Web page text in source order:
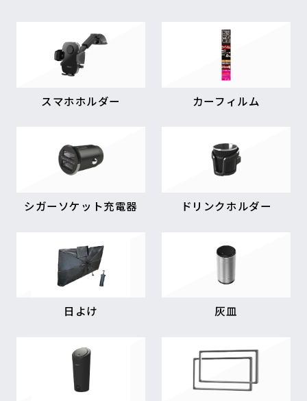
スマホホルダー カーフィルム
シガーソケット充電器 ドリンクホルダー
日よけ 灰皿